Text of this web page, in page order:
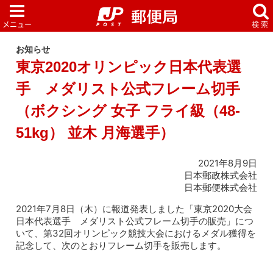
お知らせ
東京2020オリンピック日本代表選
手 メダリスト公式フレーム切手
（ボクシング 女子 フライ級（48-
51kg） 並木 月海選手）
2021年8月9日
日本郵政株式会社
日本郵便株式会社
2021年7月8日（木）に報道発表しました「東京2020大会
日本代表選手 メダリスト公式フレーム切手の販売」につ
いて、第32回オリンピック競技大会におけるメダル獲得を
記念して、次のとおりフレーム切手を販売します。